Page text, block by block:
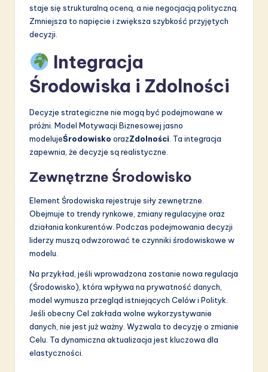
staje się strukturalną oceną, a nie negocjacją polityczną.
Zmniejsza to napięcie i zwiększa szybkość przyjętych
decyzji.
Integracja
Środowiska i Zdolności
Decyzje strategiczne nie mogą być podejmowane w
próżni. Model Motywacji Biznesowej jasno
modelujeŚrodowisko orazZdolności . Ta integracja
zapewnia, że decyzje są realistyczne.
Zewnętrzne Środowisko
Element Środowiska rejestruje siły zewnętrzne.
Obejmuje to trendy rynkowe, zmiany regulacyjne oraz
działania konkurentów. Podczas podejmowania decyzji
liderzy muszą odwzorować te czynniki środowiskowe w
modelu.
Na przykład, jeśli wprowadzona zostanie nowa regulacja
(Środowisko), która wpływa na prywatność danych,
model wymusza przegląd istniejących Celów i Polityk.
Jeśli obecny Cel zakłada wolne wykorzystywanie
danych, nie jest już ważny. Wyzwala to decyzję o zmianie
Celu. Ta dynamiczna aktualizacja jest kluczowa dla
elastyczności.